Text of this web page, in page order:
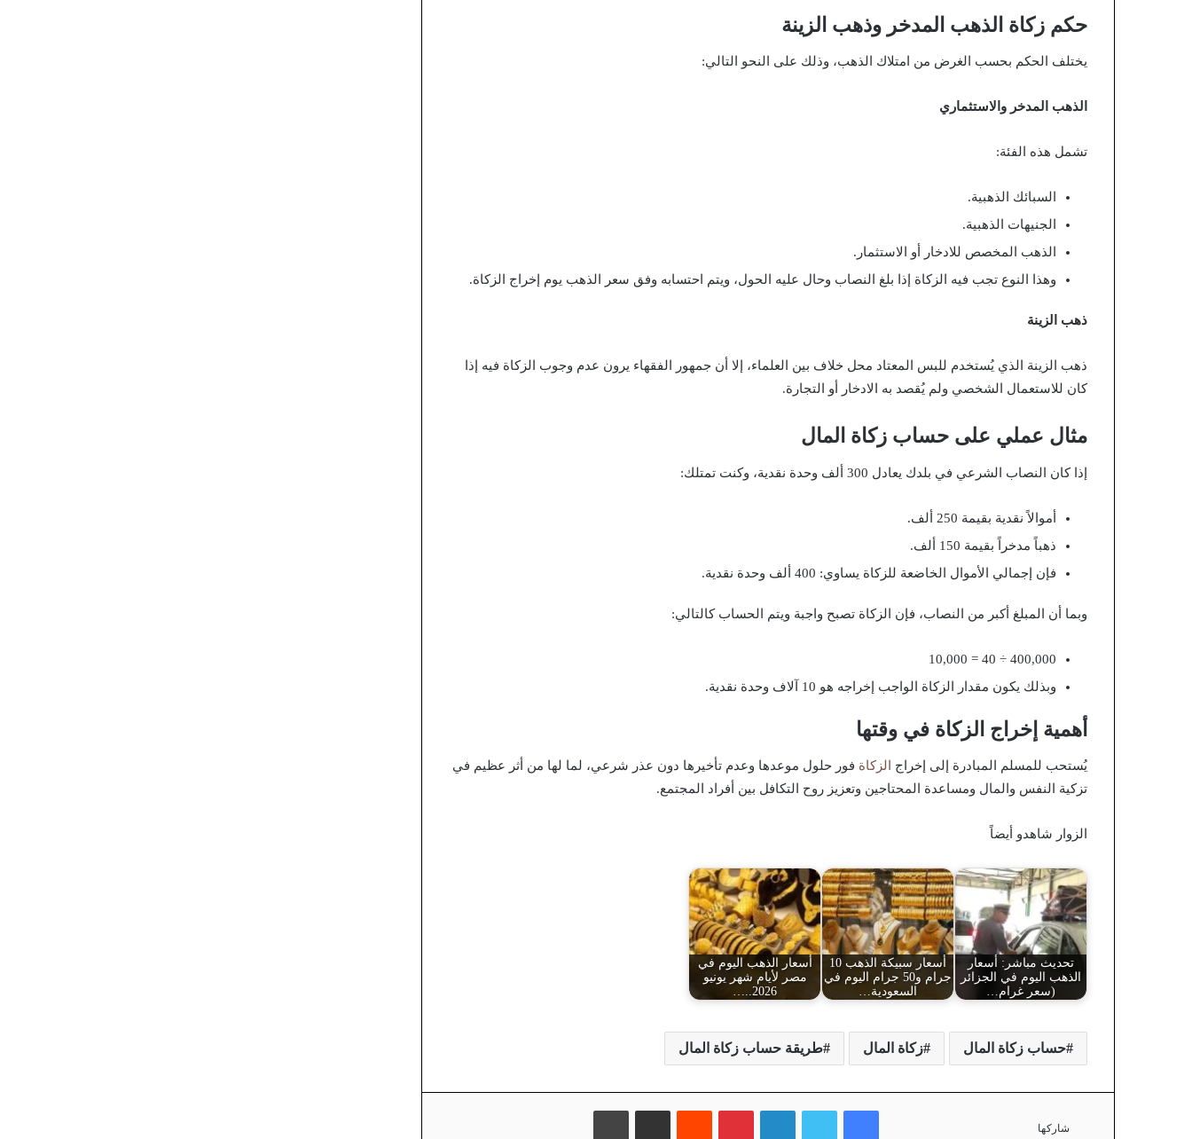
حكم زكاة الذهب المدخر وذهب الزينة
يختلف الحكم بحسب الغرض من امتلاك الذهب، وذلك على النحو التالي:
الذهب المدخر والاستثماري
تشمل هذه الفئة:
السبائك الذهبية.
الجنيهات الذهبية.
الذهب المخصص للادخار أو الاستثمار.
وهذا النوع تجب فيه الزكاة إذا بلغ النصاب وحال عليه الحول، ويتم احتسابه وفق سعر الذهب يوم إخراج الزكاة.
ذهب الزينة
ذهب الزينة الذي يُستخدم للبس المعتاد محل خلاف بين العلماء، إلا أن جمهور الفقهاء يرون عدم وجوب الزكاة فيه إذا
كان للاستعمال الشخصي ولم يُقصد به الادخار أو التجارة.
مثال عملي على حساب زكاة المال
إذا كان النصاب الشرعي في بلدك يعادل 300 ألف وحدة نقدية، وكنت تمتلك:
أموالاً نقدية بقيمة 250 ألف.
ذهباً مدخراً بقيمة 150 ألف.
فإن إجمالي الأموال الخاضعة للزكاة يساوي: 400 ألف وحدة نقدية.
وبما أن المبلغ أكبر من النصاب، فإن الزكاة تصبح واجبة ويتم الحساب كالتالي:
400,000 ÷ 40 = 10,000
وبذلك يكون مقدار الزكاة الواجب إخراجه هو 10 آلاف وحدة نقدية.
أهمية إخراج الزكاة في وقتها
يُستحب للمسلم المبادرة إلى إخراج الزكاة فور حلول موعدها وعدم تأخيرها دون عذر شرعي، لما لها من أثر عظيم في
تزكية النفس والمال ومساعدة المحتاجين وتعزيز روح التكافل بين أفراد المجتمع.
الزوار شاهدو أيضاً
تحديث مباشر: أسعار
الذهب اليوم في الجزائر
(سعر غرام…
أسعار سبيكة الذهب 10
جرام و50 جرام اليوم في
السعودية…
أسعار الذهب اليوم في
مصر لأيام شهر يونيو
2026..…
حساب زكاة المال زكاة المال طريقة حساب زكاة المال
شاركها
فيسبوك تويتر لينكدإن بينتيريست مشاركة عبر البريد